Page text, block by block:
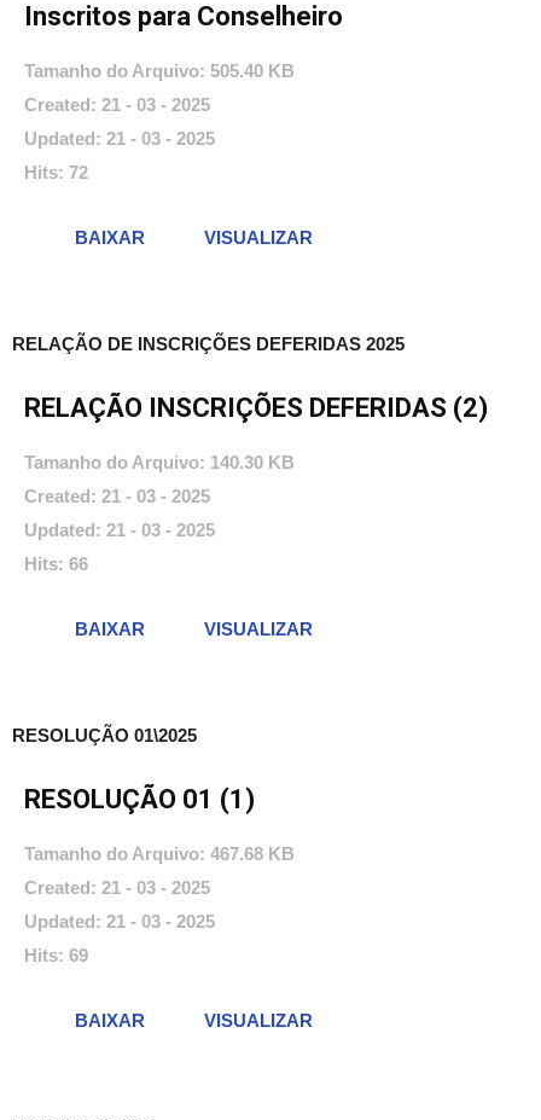
Inscritos para Conselheiro
Tamanho do Arquivo: 505.40 KB
Created: 21 - 03 - 2025
Updated: 21 - 03 - 2025
Hits: 72
BAIXAR VISUALIZAR
RELAÇÃO DE INSCRIÇÕES DEFERIDAS 2025
RELAÇÃO INSCRIÇÕES DEFERIDAS (2)
Tamanho do Arquivo: 140.30 KB
Created: 21 - 03 - 2025
Updated: 21 - 03 - 2025
Hits: 66
BAIXAR VISUALIZAR
RESOLUÇÃO 01\2025
RESOLUÇÃO 01 (1)
Tamanho do Arquivo: 467.68 KB
Created: 21 - 03 - 2025
Updated: 21 - 03 - 2025
Hits: 69
BAIXAR VISUALIZAR